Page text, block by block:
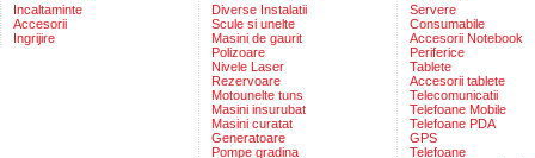
Incaltaminte
Accesorii
Ingrijire
Diverse Instalatii
Scule si unelte
Masini de gaurit
Polizoare
Nivele Laser
Rezervoare
Motounelte tuns
Masini insurubat
Masini curatat
Generatoare
Pompe gradina
Servere
Consumabile
Accesorii Notebook
Periferice
Tablete
Accesorii tablete
Telecomunicatii
Telefoane Mobile
Telefoane PDA
GPS
Telefoane